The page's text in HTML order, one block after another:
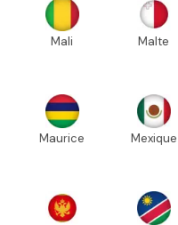
Mali Malte
Maurice Mexique